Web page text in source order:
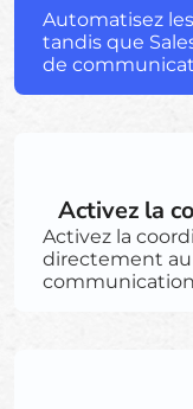
Automatisez
tandis que
de
Activez la
Activez la
directement au
communication